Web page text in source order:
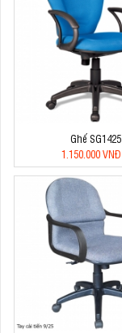
Ghế SG1425
1.150.000 VNĐ